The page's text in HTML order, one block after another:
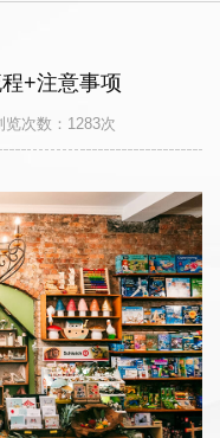
+注意事项
次数： 1283次